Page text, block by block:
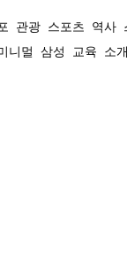
관광 스포츠 역사
니멀 삼성 교육 소개